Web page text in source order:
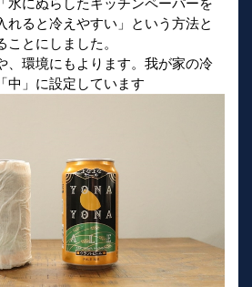
水にぬらしたキッチンペーパーを
れると冷えやすい」という方法と
とにしました。
、環境にもよります。我が家の冷
中」に設定しています